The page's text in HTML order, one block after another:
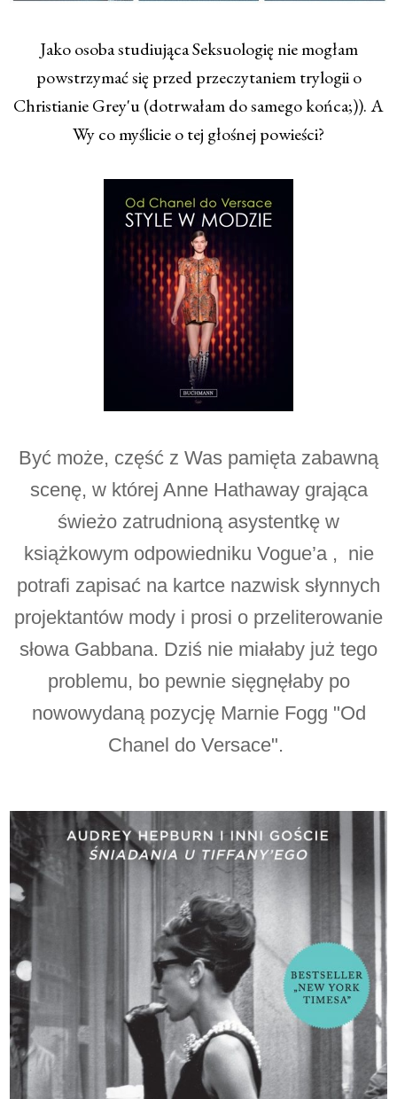
Jako osoba studiująca Seksuologię nie mogłam
powstrzymać się przed przeczytaniem trylogii o
Christianie Grey'u (dotrwałam do samego końca;)). A
Wy co myślicie o tej głośnej powieści?
Być może, część z Was pamięta zabawną
scenę, w której Anne Hathaway grająca
świeżo zatrudnioną asystentkę w
książkowym odpowiedniku Vogue’a , nie
potrafi zapisać na kartce nazwisk słynnych
projektantów mody i prosi o przeliterowanie
słowa Gabbana. Dziś nie miałaby już tego
problemu, bo pewnie sięgnęłaby po
nowowydaną pozycję Marnie Fogg "Od
Chanel do Versace".